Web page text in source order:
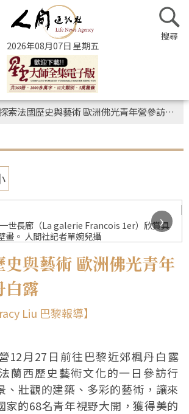
2026年08月07日 星期五
探索法國歷史與藝術 歐洲佛光青年營參訪楓丹白露
世長廊（La galerie Francois 1er）欣賞具
畫。 人間社記者單婉兒攝
›
與藝術 歐洲佛光青年
白露
Liu 巴黎報導】
12月27日前往巴黎近郊楓丹白露
蘭西歷史藝術文化的一日參訪行
、壯觀的建築、多彩的藝術，讓來
家的68名青年視野大開，獲得美的